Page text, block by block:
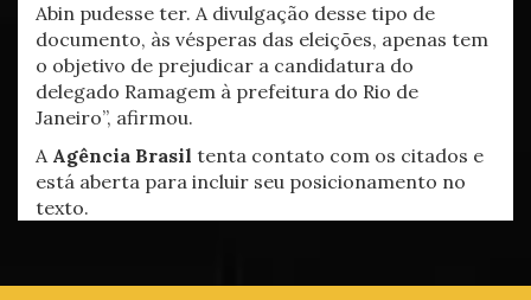
Abin pudesse ter. A divulgação desse tipo de
documento, às vésperas das eleições, apenas tem
o objetivo de prejudicar a candidatura do
delegado Ramagem à prefeitura do Rio de
Janeiro”, afirmou.
A Agência Brasil tenta contato com os citados e
está aberta para incluir seu posicionamento no
texto.